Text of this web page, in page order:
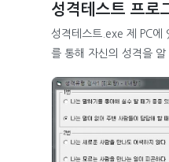
성격테스트 프로
성격테스트.exe 제 PC에
를 통해 자신의 성격을 알